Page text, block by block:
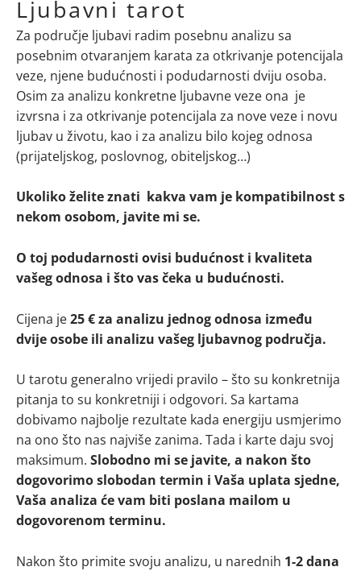
Ljubavni tarot
Za područje ljubavi radim posebnu analizu sa
posebnim otvaranjem karata za otkrivanje potencijala
veze, njene budućnosti i podudarnosti dviju osoba.
Osim za analizu konkretne ljubavne veze ona je
izvrsna i za otkrivanje potencijala za nove veze i novu
ljubav u životu, kao i za analizu bilo kojeg odnosa
(prijateljskog, poslovnog, obiteljskog…)
Ukoliko želite znati kakva vam je kompatibilnost s
nekom osobom, javite mi se.
O toj podudarnosti ovisi budućnost i kvaliteta
vašeg odnosa i što vas čeka u budućnosti.
Cijena je25 €za analizu jednog odnosa između
dvije osobe ili analizu vašeg ljubavnog područja.
U tarotu generalno vrijedi pravilo – što su konkretnija
pitanja to su konkretniji i odgovori. Sa kartama
dobivamo najbolje rezultate kada energiju usmjerimo
na ono što nas najviše zanima. Tada i karte daju svoj
maksimum. Slobodno mi se javite, a nakon što
dogovorimo slobodan termin i Vaša uplata sjedne,
Vaša analiza će vam biti poslana mailom u
dogovorenom terminu.
Nakon što primite svoju analizu, u narednih 1-2 dana